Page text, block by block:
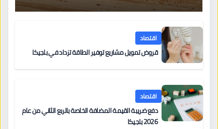
اقتصاد
قروض تمويل مشاريع توفير الطاقة تزداد في بلجيكا
اقتصاد
دفع ضريبة القيمة المضافة الخاصة بالربع الثاني من عام
2026 بلجيكا